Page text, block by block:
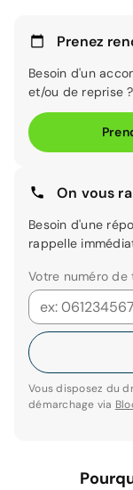
Prenez
Besoin d'un
et/ou de reprise
On vous
Besoin d'une
rappelle
Votre numéro de
Vous disposez du
démarchage via